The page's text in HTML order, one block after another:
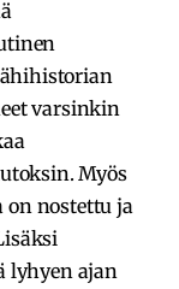
varsinkin
Myös
on nostettu ja
lyhyen ajan